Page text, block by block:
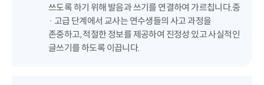
쓰도록 하기 위해 발음과 쓰기를 연결하여 가르칩니다.중
· 고급 단계에서 교사는 연수생들의 사고 과정을
존중하고, 적절한 정보를 제공하여 진정성 있고 사실적인
글쓰기를 하도록 이끕니다.